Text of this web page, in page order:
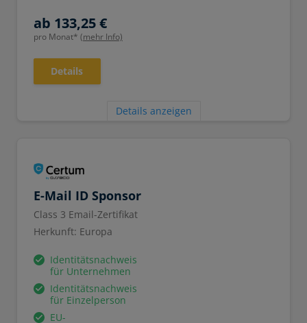
ab 133,25 €
pro Monat* (mehr Info)
Details
Details anzeigen
E-Mail ID Sponsor
Class 3 Email-Zertifikat
Herkunft: Europa
Identitätsnachweis
für Unternehmen
Identitätsnachweis
für Einzelperson
EU-